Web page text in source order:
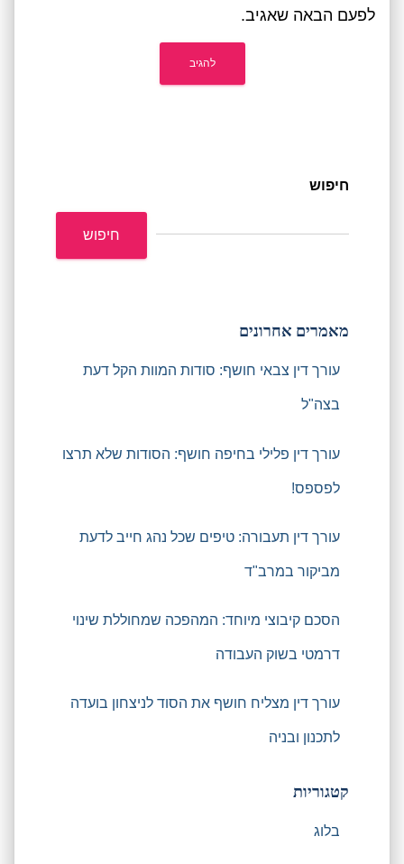
לפעם הבאה שאגיב.
חיפוש
חיפוש
מאמרים אחרונים
עורך דין צבאי חושף: סודות המוות הקל דעת
בצה"ל
עורך דין פלילי בחיפה חושף: הסודות שלא תרצו
לפספס!
עורך דין תעבורה: טיפים שכל נהג חייב לדעת
מביקור במרב"ד
הסכם קיבוצי מיוחד: המהפכה שמחוללת שינוי
דרמטי בשוק העבודה
עורך דין מצליח חושף את הסוד לניצחון בועדה
לתכנון ובניה
קטגוריות
בלוג